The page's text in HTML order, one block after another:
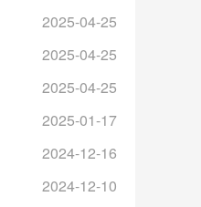
2025-04-25
2025-04-25
2025-04-25
2025-01-17
2024-12-16
2024-12-10